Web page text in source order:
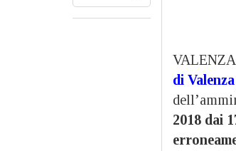
di
2018 dai